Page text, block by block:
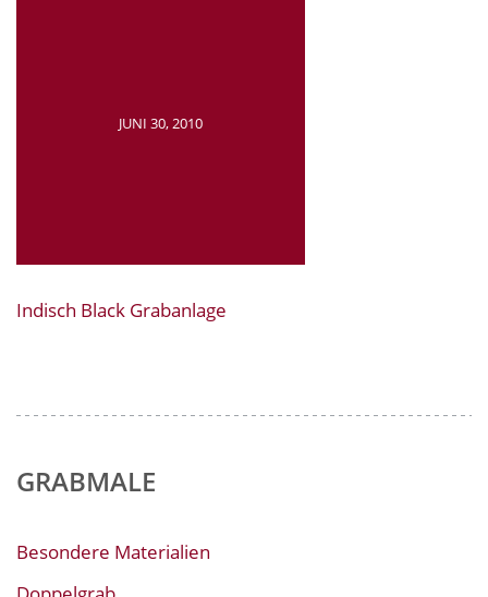
JUNI 30, 2010
Indisch Black Grabanlage
GRABMALE
Besondere Materialien